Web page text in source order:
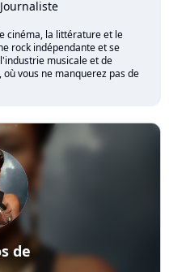
Journaliste
cinéma, la littérature et le
rock indépendante et se
musicale et de
vous ne manquerez pas de
de